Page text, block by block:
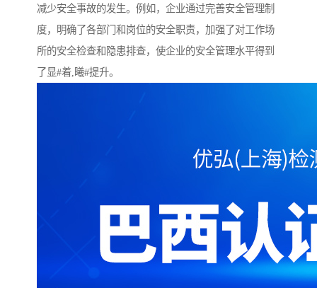
减少安全事故的发生。例如，企业通过完善安全管理制
度，明确了各部门和岗位的安全职责，加强了对工作场
所的安全检查和隐患排查，使企业的安全管理水平得到
了显#着,曦#提升。